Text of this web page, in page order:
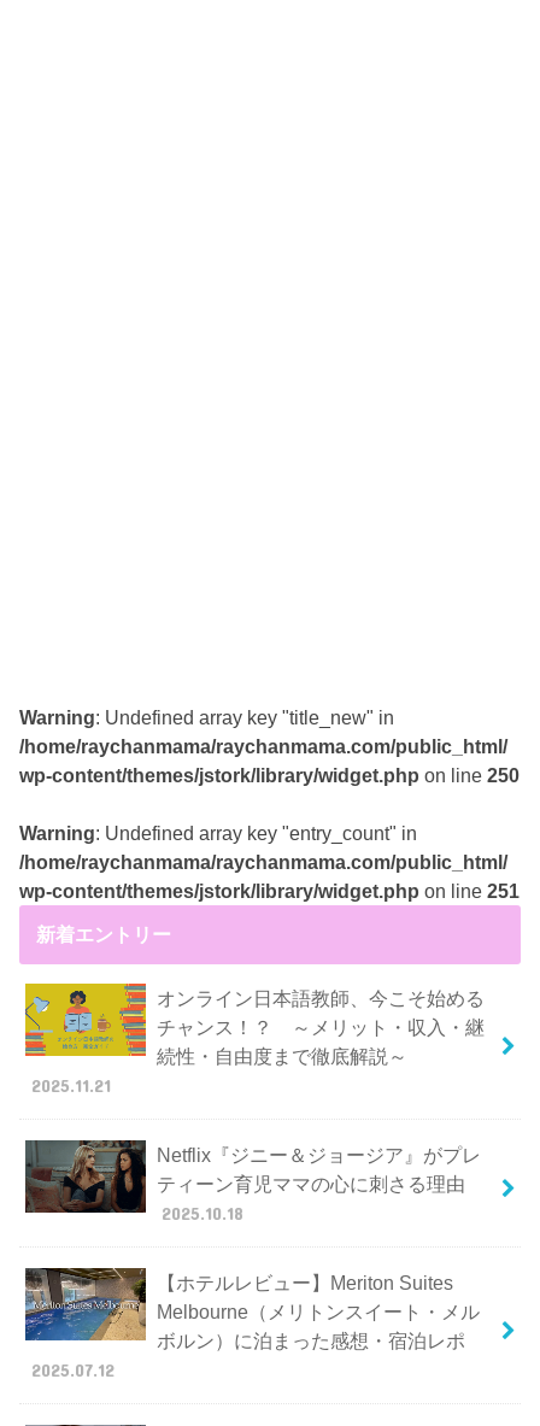
Warning: Undefined array key "title_new" in
/home/raychanmama/raychanmama.com/public_html/
wp-content/themes/jstork/library/widget.php on line250
Warning: Undefined array key "entry_count" in
/home/raychanmama/raychanmama.com/public_html/
wp-content/themes/jstork/library/widget.php on line251
新着エントリー
オンライン日本語教師、今こそ始める
チャンス！？ ～メリット・収入・継
続性・自由度まで徹底解説～
2025.11.21
Netflix『ジニー＆ジョージア』がプレ
ティーン育児ママの心に刺さる理由
2025.10.18
【ホテルレビュー】Meriton Suites
Melbourne（メリトンスイート・メル
ボルン）に泊まった感想・宿泊レポ
2025.07.12